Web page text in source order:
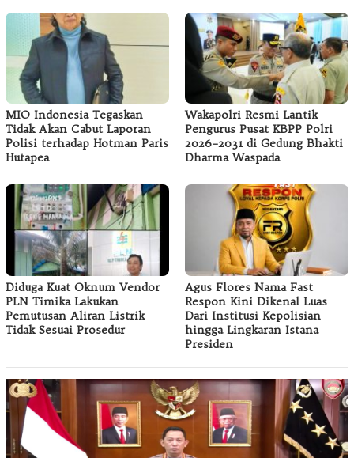
MIO Indonesia Tegaskan
Tidak Akan Cabut Laporan
Polisi terhadap Hotman Paris
Hutapea
Wakapolri Resmi Lantik
Pengurus Pusat KBPP Polri
2026–2031 di Gedung Bhakti
Dharma Waspada
Diduga Kuat Oknum Vendor
PLN Timika Lakukan
Pemutusan Aliran Listrik
Tidak Sesuai Prosedur
Agus Flores Nama Fast
Respon Kini Dikenal Luas
Dari Institusi Kepolisian
hingga Lingkaran Istana
Presiden